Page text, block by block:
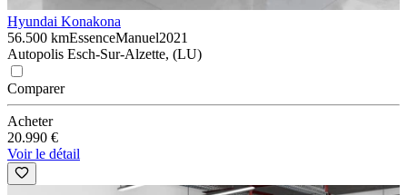
Hyundai Konakona
56.500 kmEssenceManuel2021
Autopolis Esch-Sur-Alzette, (LU)
Comparer
Acheter
20.990 €
Voir le détail